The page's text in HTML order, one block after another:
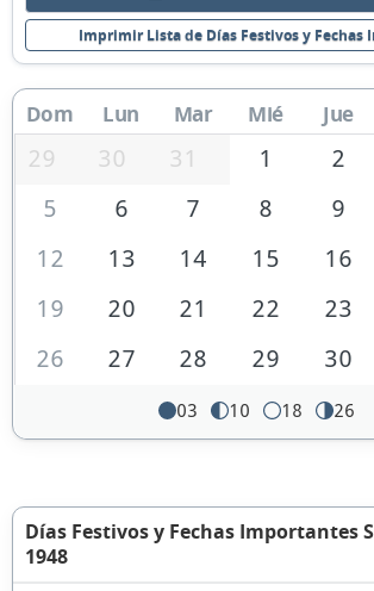
Imprimir Lista de Días Festivos y Fechas
Dom Lun Mar Mié Jue
29 30 31 1 2
5
6 7 8 9
12
13 14 15 16
19
20 21 22 23
26
27 28 29 30
03 10 18 26
Días Festivos y Fechas Importantes
1948